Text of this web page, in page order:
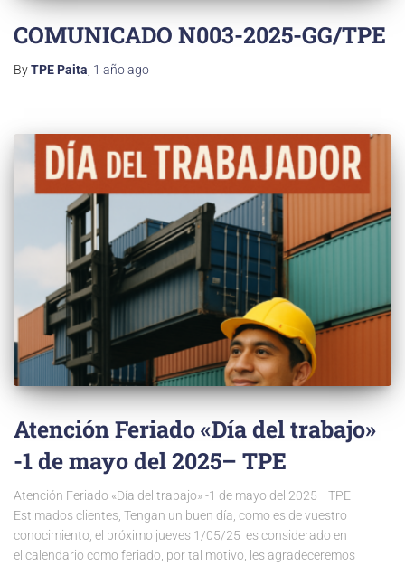
COMUNICADO N003-2025-GG/TPE
ByTPE Paita 1 añoago
Atención Feriado «Día del trabajo»
-1 de mayo del 2025– TPE
Atención Feriado «Día del trabajo» -1 de mayo del 2025– TPE
Estimados clientes, Tengan un buen día, como es de vuestro
conocimiento, el próximo jueves 1/05/25 es considerado en
el calendario como feriado, por tal motivo, les agradeceremos